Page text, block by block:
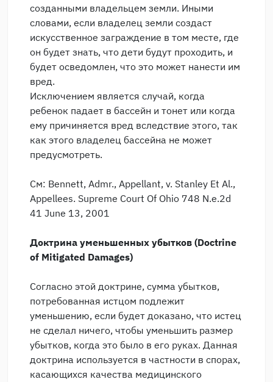
созданными владельцем земли. Иными
словами, если владелец земли создаст
искусственное заграждение в том месте, где
он будет знать, что дети будут проходить, и
будет осведомлен, что это может нанести им
вред.
Исключением является случай, когда
ребенок падает в бассейн и тонет или когда
ему причиняется вред вследствие этого, так
как этого владелец бассейна не может
предусмотреть.
См: Bennett, Admr., Appellant, v. Stanley Et Al.,
Appellees. Supreme Court Of Ohio 748 N.e.2d
41 June 13, 2001
Доктрина уменьшенных убытков (Doctrine
of Mitigated Damages)
Согласно этой доктрине, сумма убытков,
потребованная истцом подлежит
уменьшению, если будет доказано, что истец
не сделал ничего, чтобы уменьшить размер
убытков, когда это было в его руках. Данная
доктрина используется в частности в спорах,
касающихся качества медицинского